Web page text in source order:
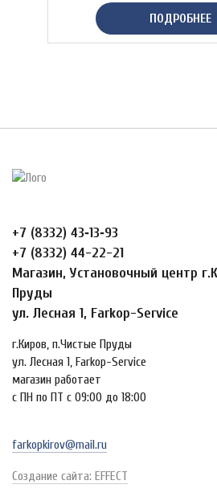
ПОДРОБНЕЕ
+7 (8332) 43‑13‑93
+7 (8332) 44-22-21
Магазин, Установочный центр
Пруды
ул. Лесная 1, Farkop-Service
г.Киров, п.Чистые Пруды
ул. Лесная 1, Farkop-Service
магазин работает
с ПН по ПТ с 09:00 до 18:00
farkopkirov@mail.ru
Создание сайта: EFFECT